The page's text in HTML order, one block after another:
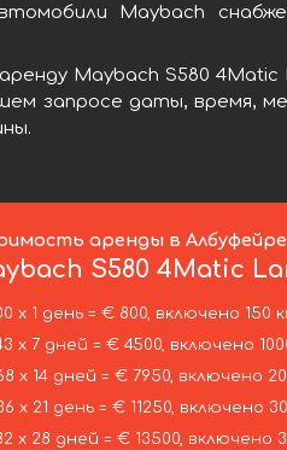
Maybach
Maybach S580 4Matic
запросе даты, время,
аренды в
S580 4Matic
х 1 день = € 800, включено 150
х 7 дней = € 4500, включено
х 14 дней = € 7950, включено
х 21 день = € 11250, включено
х 28 дней = € 13500, включено